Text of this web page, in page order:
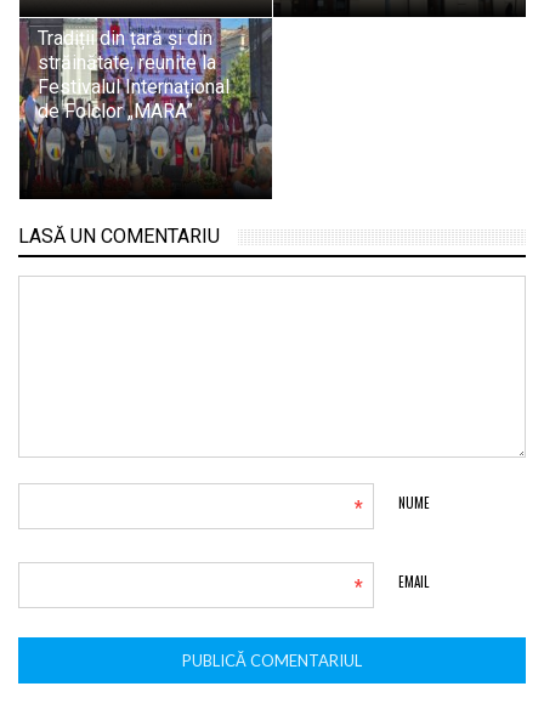
Tradiții din țară și din
străinătate, reunite la
Festivalul Internațional
de Folclor „MARA”
LASĂ UN COMENTARIU
NUME
*
EMAIL
*